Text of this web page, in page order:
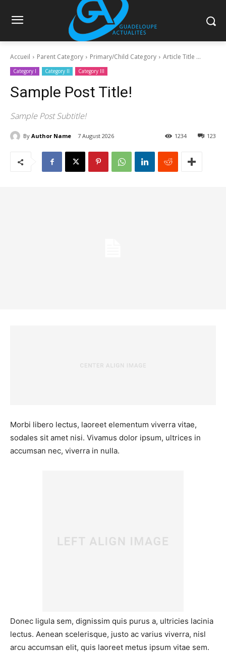
Accueil Parent Category Primary/Child Category Article Title ...
Category I Category II Category III
Sample Post Title!
Sample Post Subtitle!
By Author Name 7 August 2026 123
1234
Morbi libero lectus, laoreet elementum viverra vitae,
sodales sit amet nisi. Vivamus dolor ipsum, ultrices in
accumsan nec, viverra in nulla.
Donec ligula sem, dignissim quis purus a, ultricies lacinia
lectus. Aenean scelerisque, justo ac varius viverra, nisl
arcu accumsan elit, quis laoreet metus ipsum vitae sem.